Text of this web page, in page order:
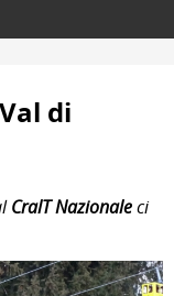
di
CralT Nazionaleci